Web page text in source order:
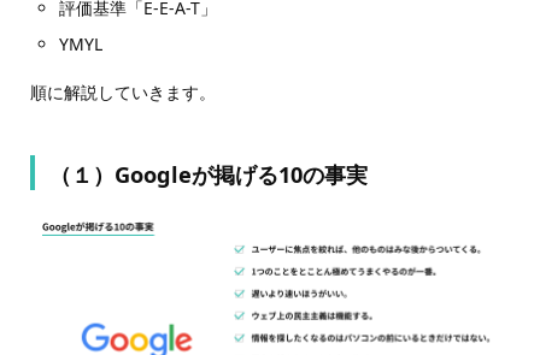
評価基準「E-E-A-T」
YMYL
順に解説していきます。
（１）Googleが掲げる10の事実